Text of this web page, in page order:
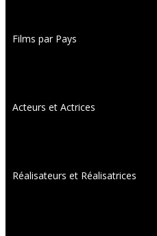
Films par Pays
Acteurs et Actrices
Réalisateurs et Réalisatrices